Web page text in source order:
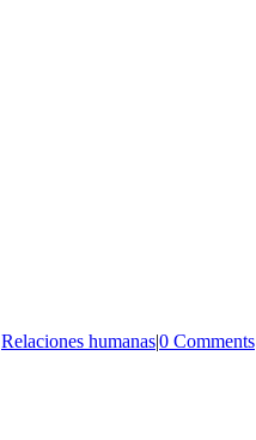
Relaciones humanas|0 Comments